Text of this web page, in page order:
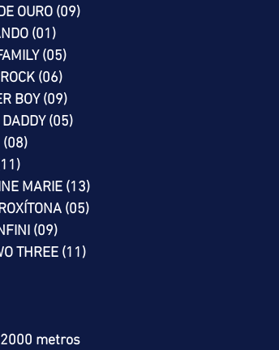
OURO (09)
(01)
(05)
(06)
BOY (09)
(05)
(08)
(11)
MARIE (13)
(05)
INFINI (09)
THREE (11)
2000 metros